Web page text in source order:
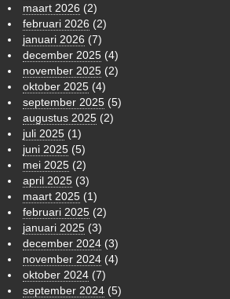
maart 2026 (2)
februari 2026 (2)
januari 2026 (7)
december 2025 (4)
november 2025 (2)
oktober 2025 (4)
september 2025 (5)
augustus 2025 (2)
juli 2025 (1)
juni 2025 (5)
mei 2025 (2)
april 2025 (3)
maart 2025 (1)
februari 2025 (2)
januari 2025 (3)
december 2024 (3)
november 2024 (4)
oktober 2024 (7)
september 2024 (5)